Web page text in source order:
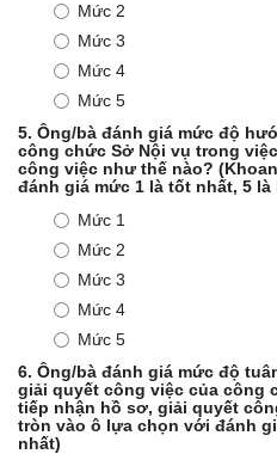
Mức 2
Mức 3
Mức 4
Mức 5
5. Ông/bà đánh giá mức độ
công chức Sở Nội vụ trong
công việc như thế nào?
đánh giá mức 1 là tốt nhất, 5 là
Mức 1
Mức 2
Mức 3
Mức 4
Mức 5
6. Ông/bà đánh giá mức độ
giải quyết công việc của công
tiếp nhận hồ sơ, giải quyết
tròn vào ô lựa chọn với đánh
nhất)